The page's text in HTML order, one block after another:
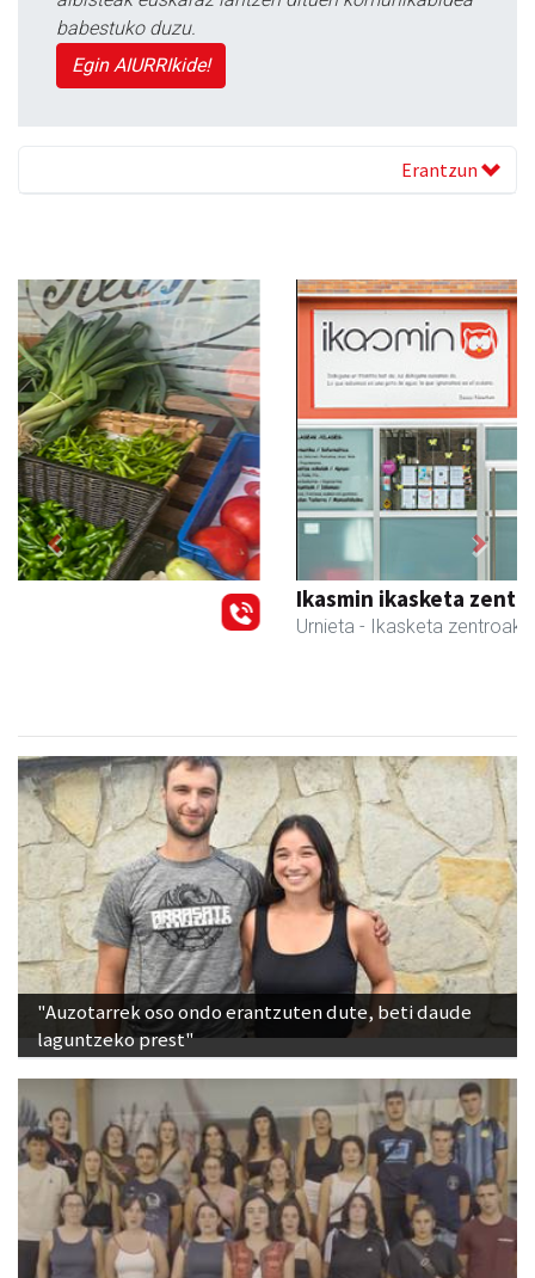
babestuko duzu.
Egin AIURRIkide!
Erantzun
Ikasmin ikasketa zentroa
- Ikasketa zentroak
Previous Next
"Auzotarrek oso ondo erantzuten dute, beti daude
laguntzeko prest"